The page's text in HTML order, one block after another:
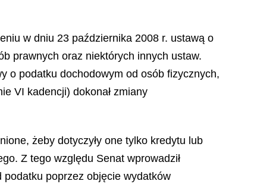
w dniu 23 października 2008 r. ustawą o
prawnych oraz niektórych innych ustaw.
o podatku dochodowym od osób fizycznych,
VI kadencji) dokonał zmiany
żeby dotyczyły one tylko kredytu lub
Z tego względu Senat wprowadził
poprzez objęcie wydatków